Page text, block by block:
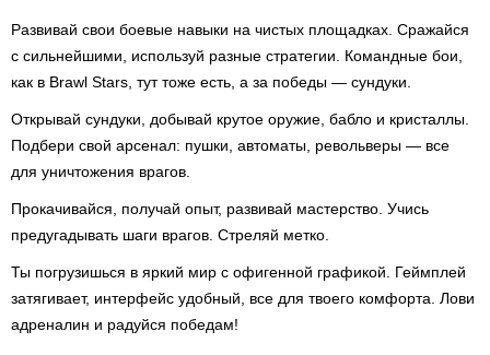
Развивай свои боевые навыки на чистых площадках. Сражайся
с сильнейшими, используй разные стратегии. Командные бои,
как в Brawl Stars, тут тоже есть, а за победы — сундуки.
Открывай сундуки, добывай крутое оружие, бабло и кристаллы.
Подбери свой арсенал: пушки, автоматы, револьверы — все
для уничтожения врагов.
Прокачивайся, получай опыт, развивай мастерство. Учись
предугадывать шаги врагов. Стреляй метко.
Ты погрузишься в яркий мир с офигенной графикой. Геймплей
затягивает, интерфейс удобный, все для твоего комфорта. Лови
адреналин и радуйся победам!